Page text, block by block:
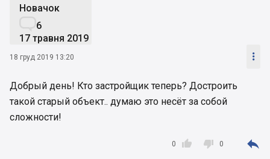
Новачок
6
17 травня 2019
18 груд 2019 13:20 
Добрый день! Кто застройщик теперь? Достроить
такой старый объект.. думаю это несёт за собой
сложности!

0  0 